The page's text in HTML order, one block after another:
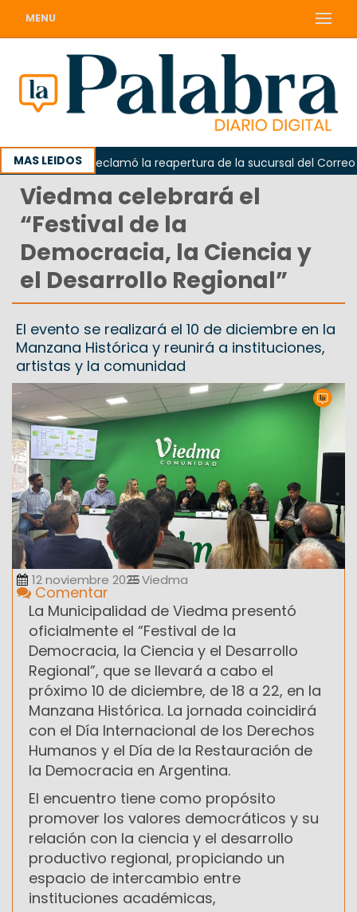
MENU
MAS LEIDOS
Odarda reclamó la reapertura de la sucursal del Correo
Viedma celebrará el
“Festival de la
Democracia, la Ciencia y
el Desarrollo Regional”
El evento se realizará el 10 de diciembre en la
Manzana Histórica y reunirá a instituciones,
artistas y la comunidad
12 noviembre 2025Viedma
Comentar
La Municipalidad de Viedma presentó
oficialmente el “Festival de la
Democracia, la Ciencia y el Desarrollo
Regional”, que se llevará a cabo el
próximo 10 de diciembre, de 18 a 22, en la
Manzana Histórica. La jornada coincidirá
con el Día Internacional de los Derechos
Humanos y el Día de la Restauración de
la Democracia en Argentina.
El encuentro tiene como propósito
promover los valores democráticos y su
relación con la ciencia y el desarrollo
productivo regional, propiciando un
espacio de intercambio entre
instituciones académicas,